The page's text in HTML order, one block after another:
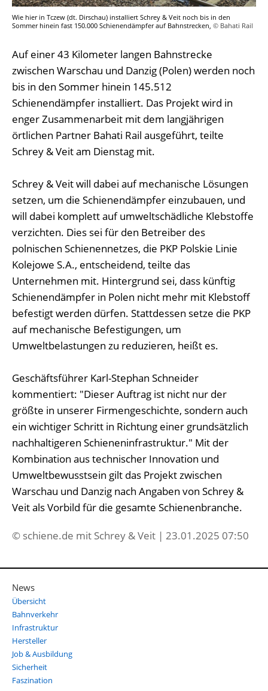
Wie hier in Tczew (dt. Dirschau) installiert Schrey & Veit noch bis in den
Sommer hinein fast 150.000 Schienendämpfer auf Bahnstrecken, © Bahati Rail
Auf einer 43 Kilometer langen Bahnstrecke
zwischen Warschau und Danzig (Polen) werden noch
bis in den Sommer hinein 145.512
Schienendämpfer installiert. Das Projekt wird in
enger Zusammenarbeit mit dem langjährigen
örtlichen Partner Bahati Rail ausgeführt, teilte
Schrey & Veit am Dienstag mit.
Schrey & Veit will dabei auf mechanische Lösungen
setzen, um die Schienendämpfer einzubauen, und
will dabei komplett auf umweltschädliche Klebstoffe
verzichten. Dies sei für den Betreiber des
polnischen Schienennetzes, die PKP Polskie Linie
Kolejowe S.A., entscheidend, teilte das
Unternehmen mit. Hintergrund sei, dass künftig
Schienendämpfer in Polen nicht mehr mit Klebstoff
befestigt werden dürfen. Stattdessen setze die PKP
auf mechanische Befestigungen, um
Umweltbelastungen zu reduzieren, heißt es.
Geschäftsführer Karl-Stephan Schneider
kommentiert: "Dieser Auftrag ist nicht nur der
größte in unserer Firmengeschichte, sondern auch
ein wichtiger Schritt in Richtung einer grundsätzlich
nachhaltigeren Schieneninfrastruktur." Mit der
Kombination aus technischer Innovation und
Umweltbewusstsein gilt das Projekt zwischen
Warschau und Danzig nach Angaben von Schrey &
Veit als Vorbild für die gesamte Schienenbranche.
© schiene.de mit Schrey & Veit | 23.01.2025 07:50
News
Übersicht
Bahnverkehr
Infrastruktur
Hersteller
Job & Ausbildung
Sicherheit
Faszination